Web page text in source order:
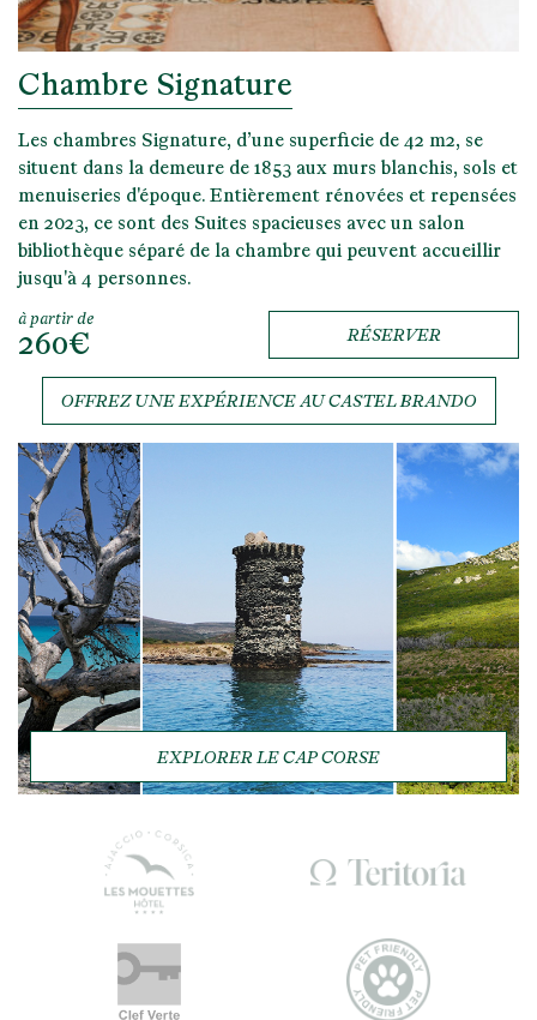
Chambre Signature
Les chambres Signature, d’une superficie de 42 m2, se
situent dans la demeure de 1853 aux murs blanchis, sols et
menuiseries d'époque. Entièrement rénovées et repensées
en 2023, ce sont des Suites spacieuses avec un salon
bibliothèque séparé de la chambre qui peuvent accueillir
jusqu'à 4 personnes.
à partir de
260€ RÉSERVER
OFFREZ UNE EXPÉRIENCE AU CASTEL BRANDO
EXPLORER LE CAP CORSE